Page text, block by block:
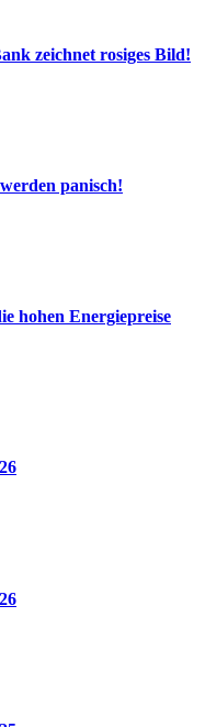
zeichnet rosiges Bild!
panisch!
hohen Energiepreise